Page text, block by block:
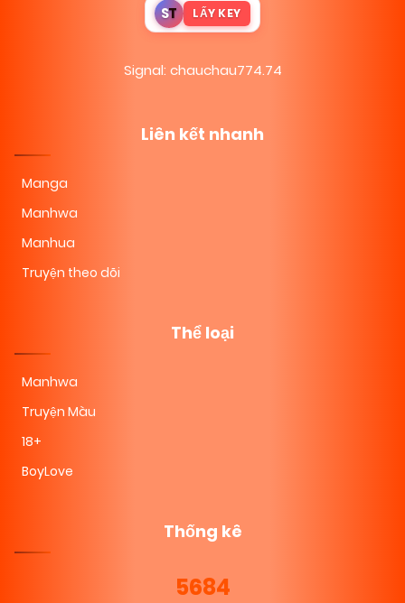
ST LẤY KEY
Signal: chauchau774.74
Liên kết nhanh
Manga
Manhwa
Manhua
Truyện theo dõi
Thể loại
Manhwa
Truyện Màu
18+
BoyLove
Thống kê
5684